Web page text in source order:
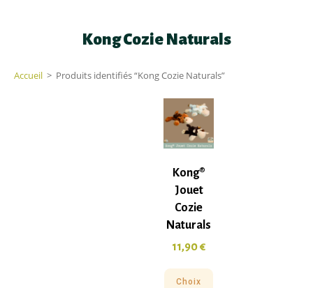
Kong Cozie Naturals
Accueil > Produits identifiés “Kong Cozie Naturals”
Kong®
Jouet
Cozie
Naturals
11,90€
Choix